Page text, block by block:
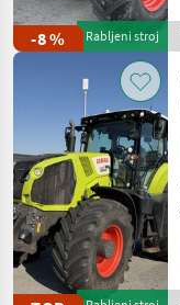
-8 % Rabljeni stroj